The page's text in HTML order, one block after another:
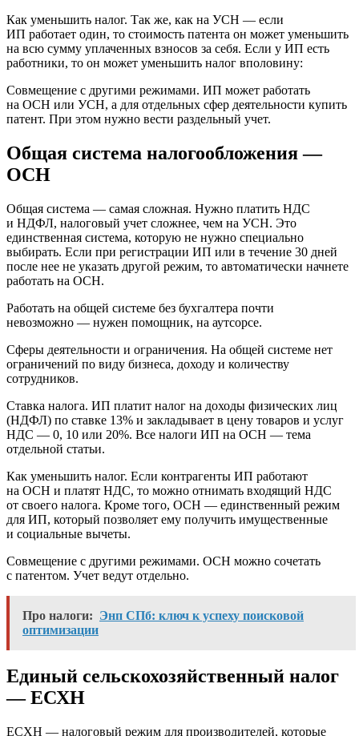
Как уменьшить налог. Так же, как на УСН — если
ИП работает один, то стоимость патента он может уменьшить
на всю сумму уплаченных взносов за себя. Если у ИП есть
работники, то он может уменьшить налог вполовину:
Совмещение с другими режимами. ИП может работать
на ОСН или УСН, а для отдельных сфер деятельности купить
патент. При этом нужно вести раздельный учет.
Общая система налогообложения —
ОСН
Общая система — самая сложная. Нужно платить НДС
и НДФЛ, налоговый учет сложнее, чем на УСН. Это
единственная система, которую не нужно специально
выбирать. Если при регистрации ИП или в течение 30 дней
после нее не указать другой режим, то автоматически начнете
работать на ОСН.
Работать на общей системе без бухгалтера почти
невозможно — нужен помощник, на аутсорсе.
Сферы деятельности и ограничения. На общей системе нет
ограничений по виду бизнеса, доходу и количеству
сотрудников.
Ставка налога. ИП платит налог на доходы физических лиц
(НДФЛ) по ставке 13% и закладывает в цену товаров и услуг
НДС — 0, 10 или 20%. Все налоги ИП на ОСН — тема
отдельной статьи.
Как уменьшить налог. Если контрагенты ИП работают
на ОСН и платят НДС, то можно отнимать входящий НДС
от своего налога. Кроме того, ОСН — единственный режим
для ИП, который позволяет ему получить имущественные
и социальные вычеты.
Совмещение с другими режимами. ОСН можно сочетать
с патентом. Учет ведут отдельно.
Про налоги: Энп СПб: ключ к успеху поисковой
оптимизации
Единый сельскохозяйственный налог
— ЕСХН
ЕСХН — налоговый режим для производителей, которые